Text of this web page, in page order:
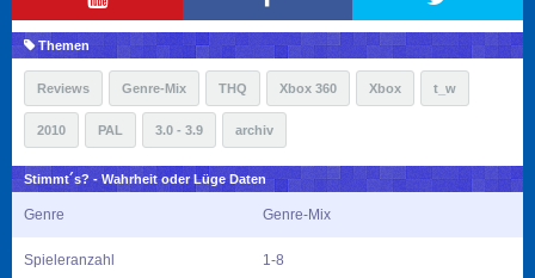
Themen
Reviews Genre-Mix THQ Xbox 360 Xbox t_w
2010 PAL 3.0 - 3.9 archiv
Stimmt´s? - Wahrheit oder Lüge Daten
Genre Genre-Mix
Spieleranzahl 1-8